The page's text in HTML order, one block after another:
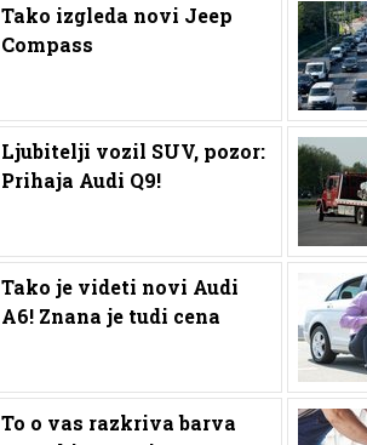
Tako izgleda novi Jeep
Compass
Ljubitelji vozil SUV, pozor:
Prihaja Audi Q9!
Tako je videti novi Audi
A6! Znana je tudi cena
To o vas razkriva barva